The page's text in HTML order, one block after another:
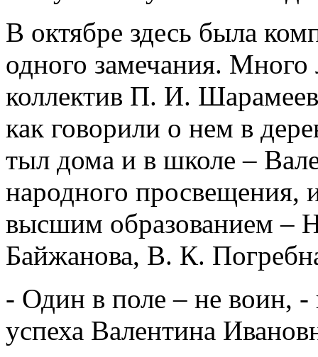
В октябре здесь была
одного замечания. Много
коллектив П. И.
как говорили о нем в
тыл дома и в школе –
народного просвещения,
высшим образованием –
Байжанова, В. К.
- Один в поле – не воин,
успеха Валентина